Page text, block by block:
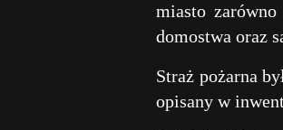
miasto
domostwa oraz
Straż pożarna
opisany w